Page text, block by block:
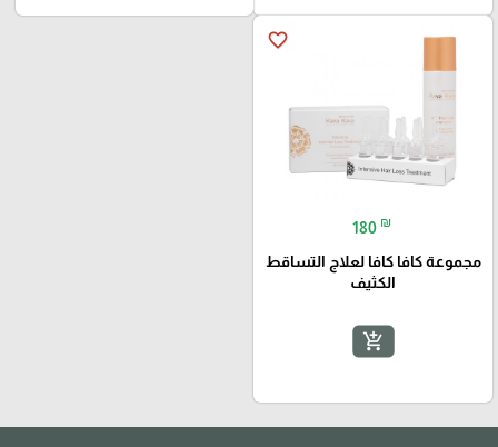
favorite_border
180 ₪
مجموعة كافا كافا لعلاج التساقط
الكثيف
add_shopping_cart